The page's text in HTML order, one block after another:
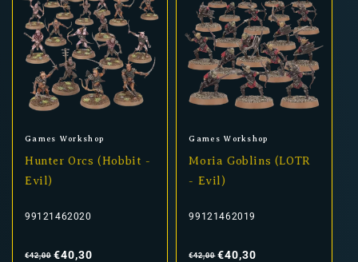
Anbieter:
Games Workshop
Hunter Orcs (Hobbit -
Evil)
99121462020
Preis
€42,00 €40,30
Anbieter:
Games Workshop
Moria Goblins (LOTR
- Evil)
99121462019
Preis
€42,00 €40,30